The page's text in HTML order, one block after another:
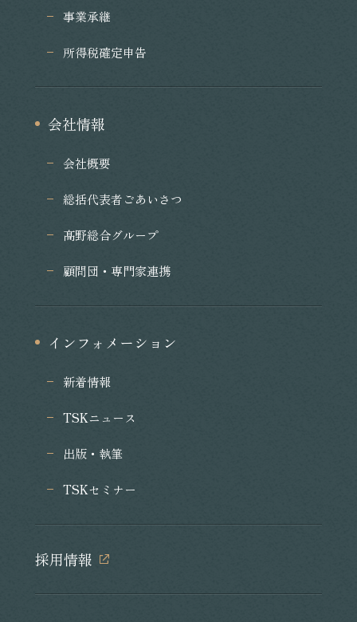
事業承継
所得税確定申告
会社情報
会社概要
総括代表者ごあいさつ
髙野総合グループ
顧問団・専門家連携
インフォメーション
新着情報
TSKニュース
出版・執筆
TSKセミナー
採用情報